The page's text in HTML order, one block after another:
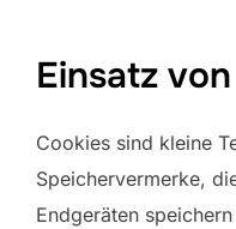
Einsatz
Cookies sind kleine
Speichervermerke,
Endgeräten